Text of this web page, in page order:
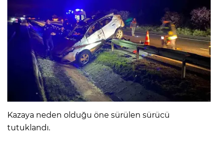
Kazaya neden olduğu öne sürülen sürücü
tutuklandı.